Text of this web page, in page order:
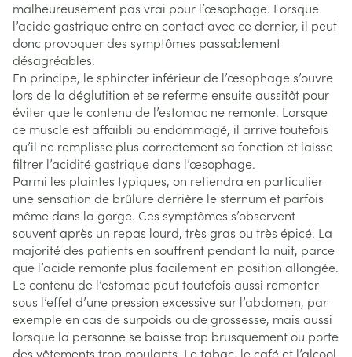
malheureusement pas vrai pour l’œsophage. Lorsque
l’acide gastrique entre en contact avec ce dernier, il peut
donc provoquer des symptômes passablement
désagréables.
En principe, le sphincter inférieur de l’œsophage s’ouvre
lors de la déglutition et se referme ensuite aussitôt pour
éviter que le contenu de l’estomac ne remonte. Lorsque
ce muscle est affaibli ou endommagé, il arrive toutefois
qu’il ne remplisse plus correctement sa fonction et laisse
filtrer l’acidité gastrique dans l’œsophage.
Parmi les plaintes typiques, on retiendra en particulier
une sensation de brûlure derrière le sternum et parfois
même dans la gorge. Ces symptômes s’observent
souvent après un repas lourd, très gras ou très épicé. La
majorité des patients en souffrent pendant la nuit, parce
que l’acide remonte plus facilement en position allongée.
Le contenu de l’estomac peut toutefois aussi remonter
sous l’effet d’une pression excessive sur l’abdomen, par
exemple en cas de surpoids ou de grossesse, mais aussi
lorsque la personne se baisse trop brusquement ou porte
des vêtements trop moulants. Le tabac, le café et l’alcool